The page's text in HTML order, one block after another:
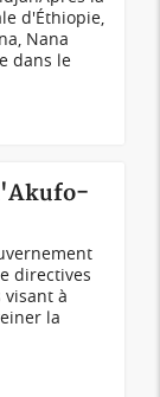
d'Éthiopie,
Nana
dans le
directives
visant à
la